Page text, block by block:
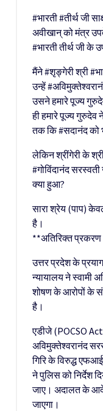
#भारती #तीर्थ जी
अवीखान् को मंत्र
#भारती तीर्थ जी के
मैंने #शृङ्गेरी श्री
उन्हें
उसने हमारे पूज्य
ही हमारे पूज्य गुरुदेव
तक कि #सदानंद को
लेकिन श्रींगेरी के
#गोविंदानंद
क्या हुआ?
सारा श्रेय (पाप)
है।
**अतिरिक्त
उत्तर प्रदेश के
न्यायालय ने स्वामी
शोषण के आरोपों के
है।
एडीजे (POCSO
अविमुक्तेश्वरानंद
गिरि के विरुद्ध
ने पुलिस को निर्देश
जाए। अदालत के
जाएगा।